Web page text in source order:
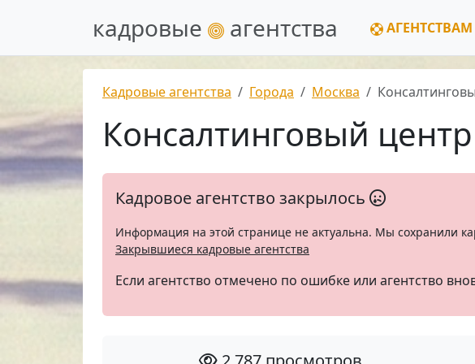
кадровые агентства АГЕНТСТВАМ
Кадровые агентства Города Москва
Консалтинговый
Кадровое агентство закрылось
Информация на этой странице не актуальна. Мы сохранили
Закрывшиеся кадровые агентства
Если агентство отмечено по ошибке или агентство